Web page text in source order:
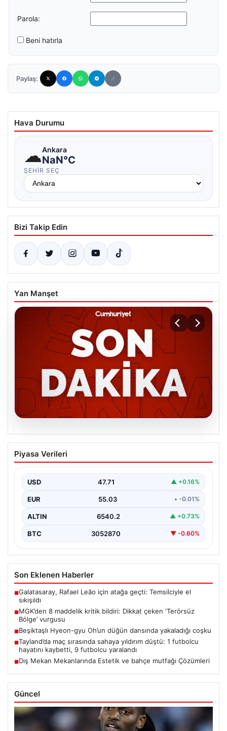
Parola:
Beni hatırla
Paylaş:
Hava Durumu
☁Ankara
NaN°C
ŞEHIR SEÇ
Bizi Takip Edin
Yan Manşet
MGK’den 8 maddelik kritik bildiri: Dikkat
çeken ‘Terörsüz Bölge’ vurgusu
Piyasa Verileri
USD 47.71 ▲ +0.16%
EUR 55.03 • -0.01%
ALTIN 6540.2 ▲ +0.73%
BTC 3052870 ▼ -0.60%
Son Eklenen Haberler
■Galatasaray, Rafael Leão için atağa geçti: Temsilciyle el
sıkışıldı
■MGK’den 8 maddelik kritik bildiri: Dikkat çeken ‘Terörsüz
Bölge’ vurgusu
■Beşiktaşlı Hyeon-gyu Oh’un düğün dansında yakaladığı coşku
■Tayland’da maç sırasında sahaya yıldırım düştü: 1 futbolcu
hayatını kaybetti, 9 futbolcu yaralandı
■Dış Mekan Mekanlarında Estetik ve bahçe mutfağı Çözümleri
Güncel